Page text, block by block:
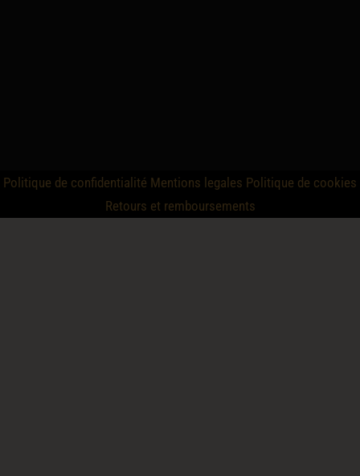
Politique de confidentialité Mentions legales Politique de cookies
Retours et remboursements